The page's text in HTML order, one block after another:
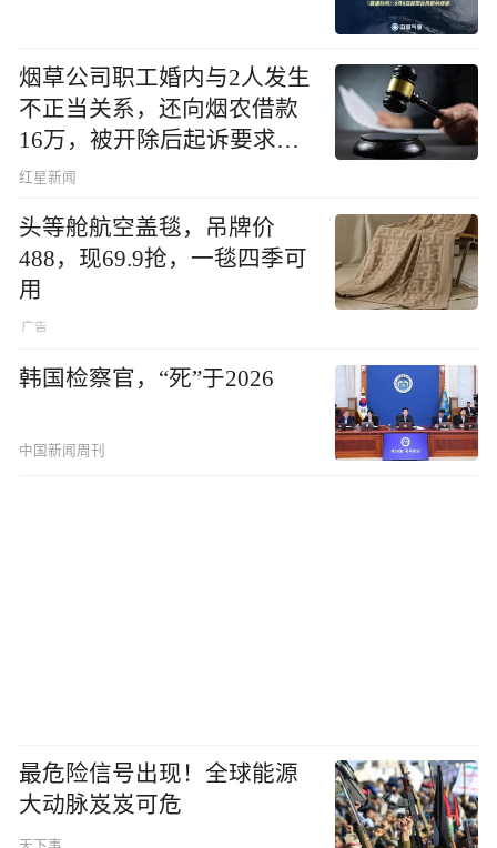
烟草公司职工婚内与2人发生
不正当关系，还向烟农借款
16万，被开除后起诉要求复
职，法院判了
红星新闻
头等舱航空盖毯，吊牌价
488，现69.9抢，一毯四季可
用
韩国检察官，“死”于2026
中国新闻周刊
最危险信号出现！全球能源
大动脉岌岌可危